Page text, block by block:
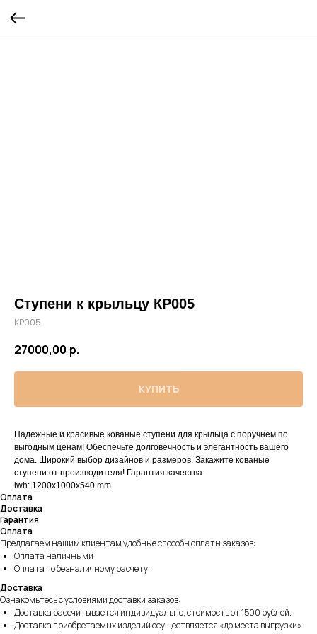
Ступени к крыльцу КР005
КР005
27000,00 р.
КУПИТЬ
Надежные и красивые кованые ступени для крыльца с поручнем по
выгодным ценам! Обеспечьте долговечность и элегантность вашего
дома. Широкий выбор дизайнов и размеров. Закажите кованые
ступени от производителя! Гарантия качества.
lwh: 1200x1000x540 mm
Оплата
Доставка
Гарантия
Оплата
Предлагаем нашим клиентам удобные способы оплаты заказов:
Оплата наличными
Оплата по безналичному расчету
Доставка
Ознакомьтесь с условиями доставки заказов:
Доставка рассчитывается индивидуально, стоимость от 1500 рублей.
Доставка приобретаемых изделий осуществляется «до места выгрузки».